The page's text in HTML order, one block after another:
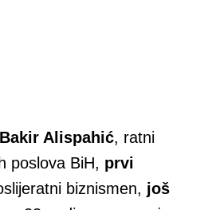
Bakir Alispahić, ratni
poslova BiH, prvi
biznismen, još